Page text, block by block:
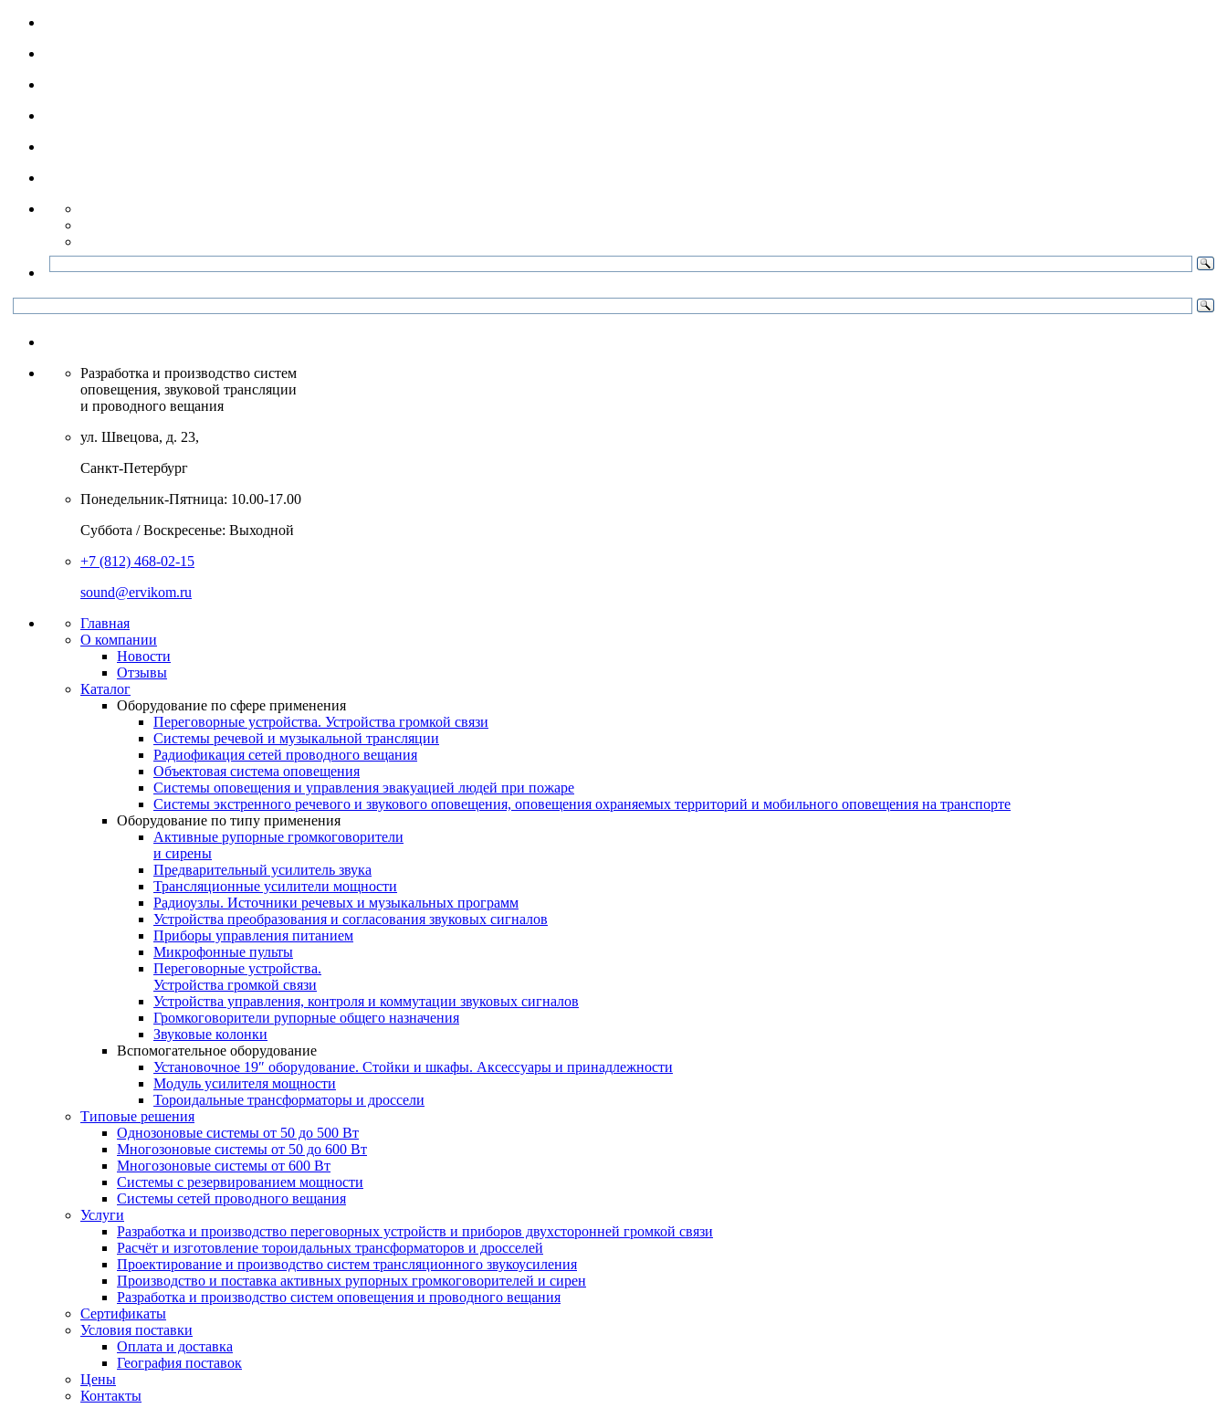
Разработка и производство систем
оповещения, звуковой трансляции
и проводного вещания
ул. Швецова, д. 23,
Санкт-Петербург
Понедельник-Пятница: 10.00-17.00
Суббота / Воскресенье: Выходной
+7 (812) 468-02-15
sound@ervikom.ru
Главная
О компании
Новости
Отзывы
Каталог
Оборудование по сфере применения
Переговорные устройства. Устройства громкой связи
Системы речевой и музыкальной трансляции
Радиофикация сетей проводного вещания
Объектовая система оповещения
Системы оповещения и управления эвакуацией людей при пожаре
Системы экстренного речевого и звукового оповещения, оповещения охраняемых территорий и мобильного оповещения на транспорте
Оборудование по типу применения
Активные рупорные громкоговорители
и сирены
Предварительный усилитель звука
Трансляционные усилители мощности
Радиоузлы. Источники речевых и музыкальных программ
Устройства преобразования и согласования звуковых сигналов
Приборы управления питанием
Микрофонные пульты
Переговорные устройства.
Устройства громкой связи
Устройства управления, контроля и коммутации звуковых сигналов
Громкоговорители рупорные общего назначения
Звуковые колонки
Вспомогательное оборудование
Установочное 19″ оборудование. Стойки и шкафы. Аксессуары и принадлежности
Модуль усилителя мощности
Тороидальные трансформаторы и дроссели
Типовые решения
Однозоновые системы от 50 до 500 Вт
Многозоновые системы от 50 до 600 Вт
Многозоновые системы от 600 Вт
Системы с резервированием мощности
Системы сетей проводного вещания
Услуги
Разработка и производство переговорных устройств и приборов двухсторонней громкой связи
Расчёт и изготовление тороидальных трансформаторов и дросселей
Проектирование и производство систем трансляционного звукоусиления
Производство и поставка активных рупорных громкоговорителей и сирен
Разработка и производство систем оповещения и проводного вещания
Сертификаты
Условия поставки
Оплата и доставка
География поставок
Цены
Контакты